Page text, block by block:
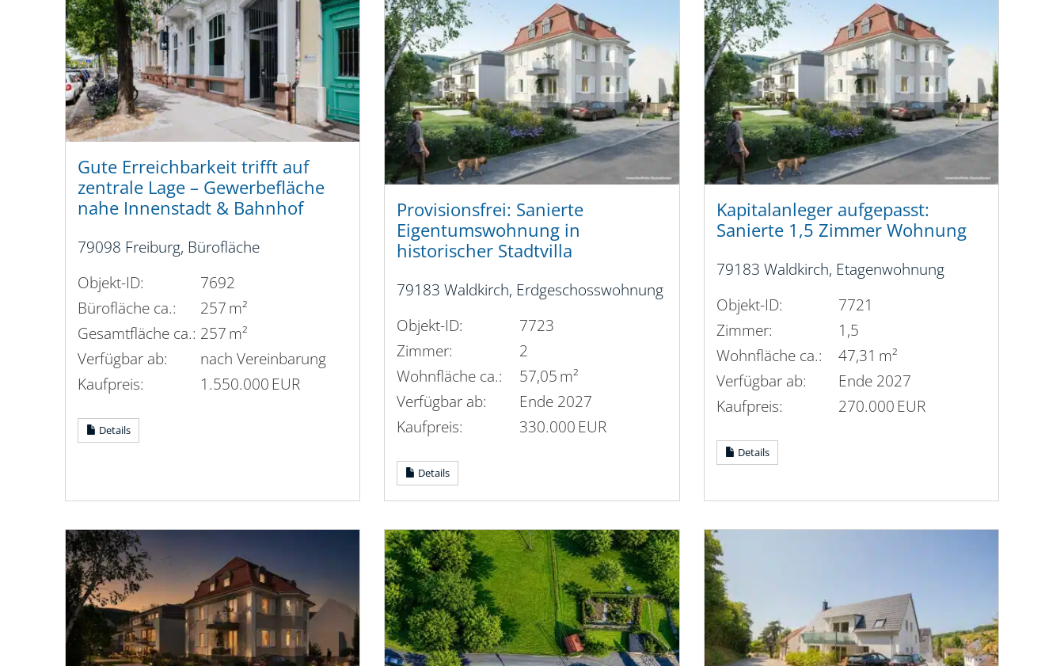
Gute Erreichbarkeit trifft auf
zentrale Lage – Gewerbefläche
nahe Innenstadt & Bahnhof
79098 Freiburg, Bürofläche
Objekt-ID:
7692
Bürofläche ca.:
257 m²
Gesamtfläche ca.: 257 m²
Verfügbar ab:
nach Vereinbarung
Kaufpreis:
1.550.000 EUR
Details
Provisionsfrei: Sanierte
Eigentumswohnung in
historischer Stadtvilla
79183 Waldkirch, Erdgeschosswohnung
Objekt-ID:
7723
Zimmer:
2
Wohnfläche ca.:
57,05 m²
Verfügbar ab:
Ende 2027
Kaufpreis:
330.000 EUR
Details
Kapitalanleger aufgepasst:
Sanierte 1,5 Zimmer Wohnung
79183 Waldkirch, Etagenwohnung
Objekt-ID:
7721
Zimmer:
1,5
Wohnfläche ca.:
47,31 m²
Verfügbar ab:
Ende 2027
Kaufpreis:
270.000 EUR
Details